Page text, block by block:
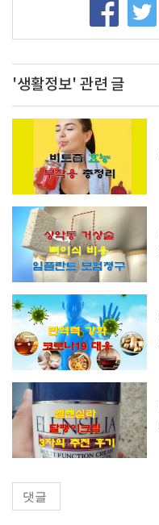
'생활정보' 관련 글
댓글